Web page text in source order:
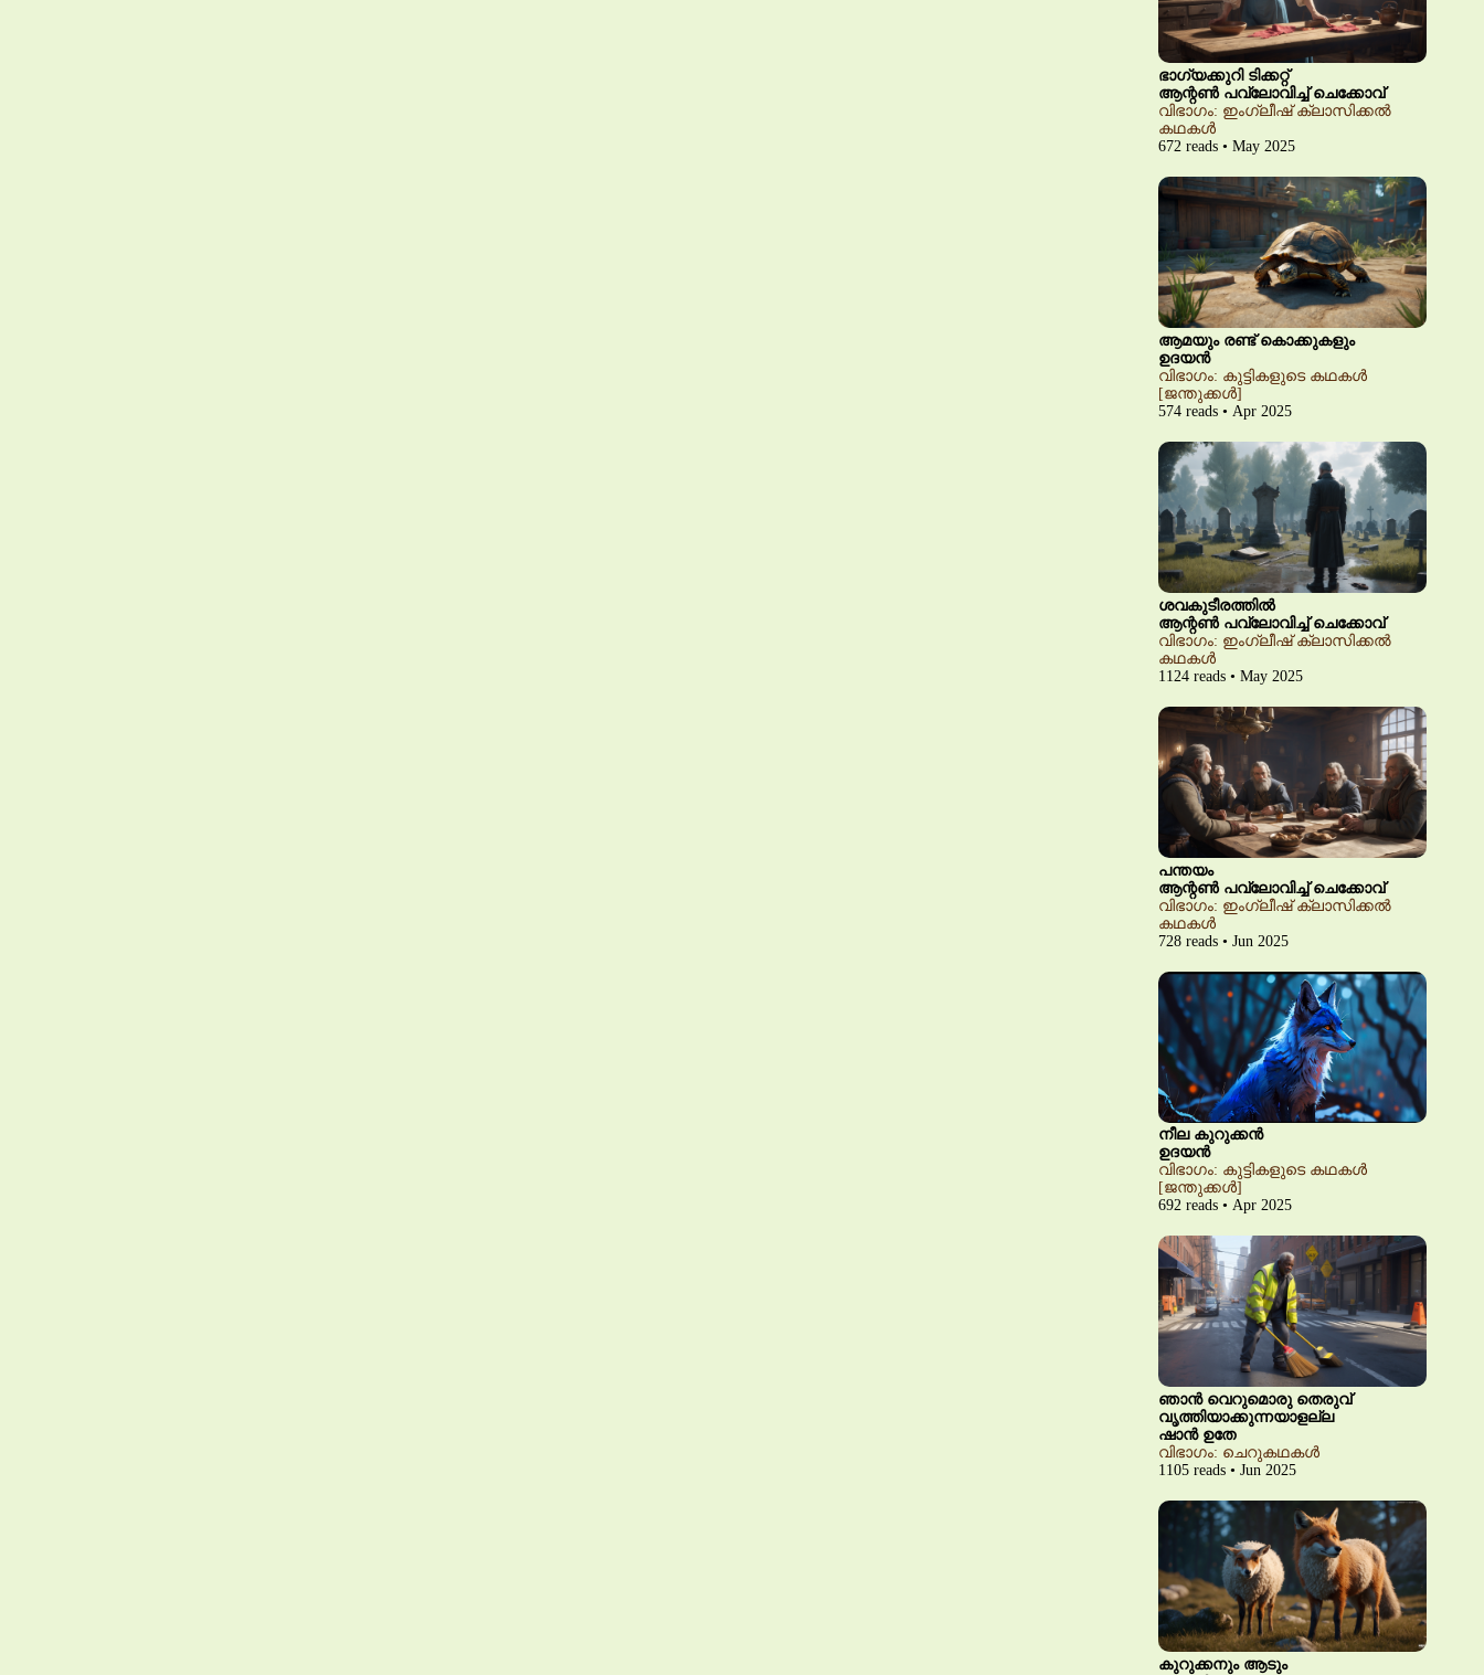
ഭാഗ്യക്കുറി ടിക്കറ്റ്
ആന്റൺ പവ്‌ലോവിച്ച് ചെക്കോവ്
വിഭാഗം: ഇംഗ്ലീഷ് ക്ലാസിക്കൽ
കഥകൾ
672 reads • May 2025
ആമയും രണ്ട് കൊക്കുകളും
ഉദയൻ
വിഭാഗം: കുട്ടികളുടെ കഥകൾ
[ജന്തുക്കൾ]
574 reads • Apr 2025
ശവകുടീരത്തിൽ
ആന്റൺ പവ്‌ലോവിച്ച് ചെക്കോവ്
വിഭാഗം: ഇംഗ്ലീഷ് ക്ലാസിക്കൽ
കഥകൾ
1124 reads • May 2025
പന്തയം
ആന്റൺ പവ്‌ലോവിച്ച് ചെക്കോവ്
വിഭാഗം: ഇംഗ്ലീഷ് ക്ലാസിക്കൽ
കഥകൾ
728 reads • Jun 2025
നീല കുറുക്കൻ
ഉദയൻ
വിഭാഗം: കുട്ടികളുടെ കഥകൾ
[ജന്തുക്കൾ]
692 reads • Apr 2025
ഞാൻ വെറുമൊരു തെരുവ്
വൃത്തിയാക്കുന്നയാളല്ല
ഷാൻ ഉതേ
വിഭാഗം: ചെറുകഥകൾ
1105 reads • Jun 2025
കുറുക്കനും ആടും